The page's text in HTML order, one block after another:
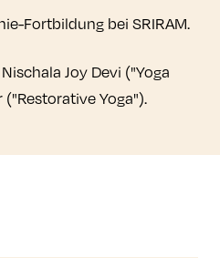
Fortbildung bei SRIRAM.
Joy Devi ("Yoga
Yoga").